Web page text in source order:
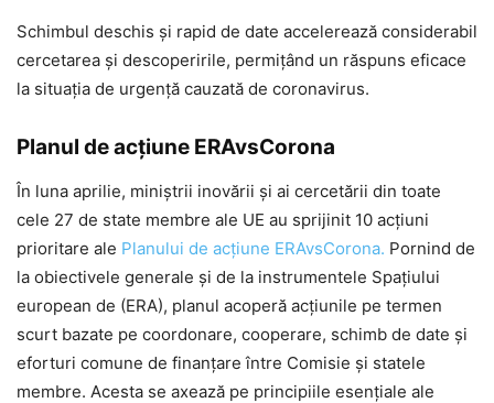
Schimbul deschis și rapid de date accelerează considerabil
cercetarea și descoperirile, permițând un răspuns eficace
la situația de urgență cauzată de coronavirus.
Planul de acțiune ERAvsCorona
În luna aprilie, miniștrii inovării și ai cercetării din toate
cele 27 de state membre ale UE au sprijinit 10 acțiuni
prioritare ale Planului de acțiune ERAvsCorona. Pornind de
la obiectivele generale și de la instrumentele Spațiului
european de (ERA), planul acoperă acțiunile pe termen
scurt bazate pe coordonare, cooperare, schimb de date și
eforturi comune de finanțare între Comisie și statele
membre. Acesta se axează pe principiile esențiale ale